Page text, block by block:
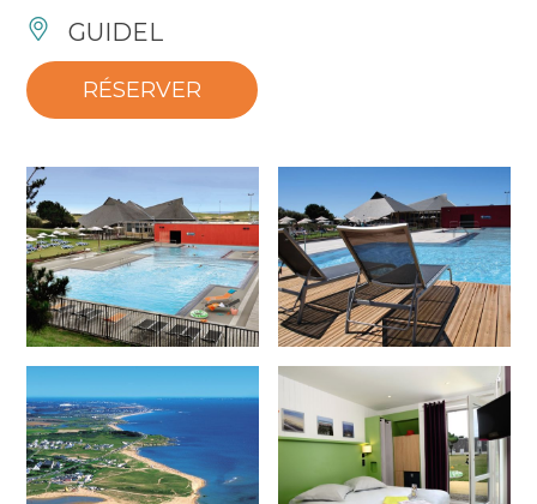
GUIDEL
RÉSERVER